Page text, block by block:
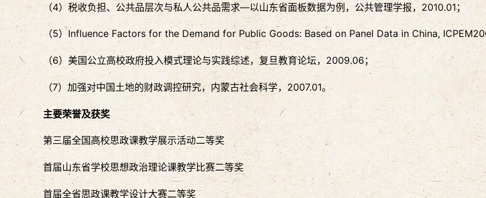
（4）税收负担、公共品层次与私人公共品需求—以山东省面板数据为例，公共管理学报，2010.01；
（5）Influence Factors for the Demand for Public Goods: Based on Panel Data in China,
（6）美国公立高校政府投入模式理论与实践综述，复旦教育论坛，2009.06；
（7）加强对中国土地的财政调控研究，内蒙古社会科学，2007.01。
主要荣誉及获奖
第三届全国高校思政课教学展示活动二等奖
首届山东省学校思想政治理论课教学比赛二等奖
首届全省思政课教学设计大赛二等奖